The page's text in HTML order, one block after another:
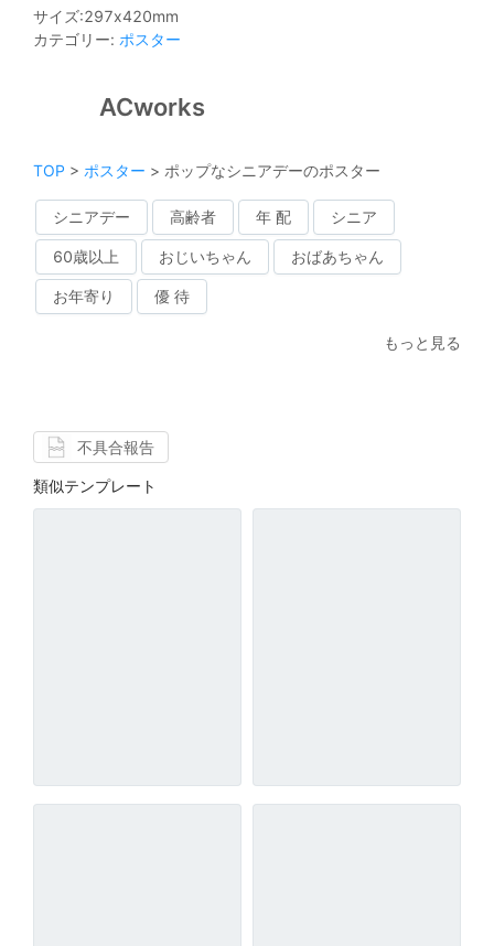
サイズ:297x420mm
カテゴリー: ポスター
ACworks
TOP > ポスター > ポップなシニアデーのポスター
シニアデー 高齢者 年 配 シニア
60歳以上 おじいちゃん おばあちゃん
お年寄り 優 待
もっと見る
不具合報告
類似テンプレート